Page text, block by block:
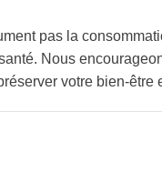
pas la
Nous
votre bien-être